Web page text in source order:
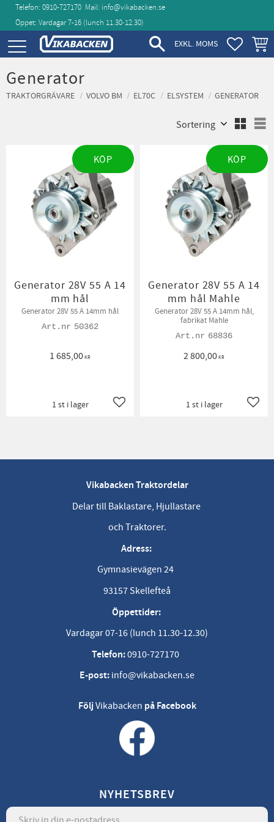
Meny
Telefon: 0910-727170 Mail: info@vikabacken.se
Öppet: Vardagar 7-16 (lunch 11.30‑12.30)
EXKL. MOMS
Generator
TRAKTORGRÄVARE VOLVO BM EL70C ELSYSTEM GENERATOR
Generator 28V 55 A 14
mm hål
Generator 28V 55 A 14mm hål
50362
1 685,00KR
Lägg till i favoriter
1 st i lager
KÖP
Generator 28V 55 A 14
mm hål Mahle
Generator 28V 55 A 14mm hål,
fabrikat Mahle
68836
2 800,00KR
1 st i lager
KÖP
Vikabacken Traktordelar
Delar till Baklastare, Hjullastare
och Traktorer.
Adress:
Gymnasievägen 24
93157 Skellefteå
Öppettider:
Vardagar 07-16 (lunch 11.30-12.30)
Telefon:0910-727170
E-post: info@vikabacken.se
FöljVikabacken på Facebook
NYHETSBREV